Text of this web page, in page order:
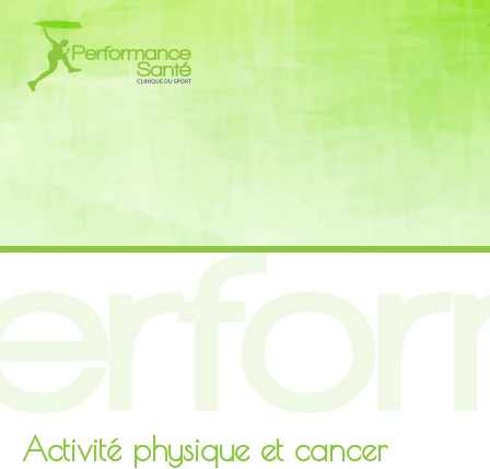
Activité physique et cancer